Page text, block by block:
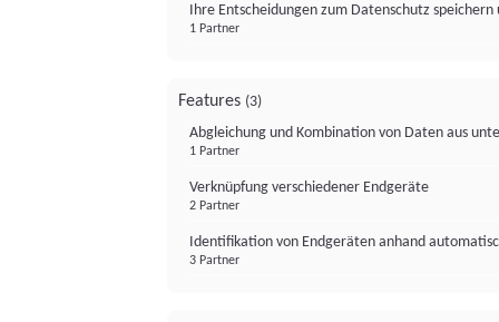
Ihre Entscheidungen zum Datenschutz
1 Partner
Features (3)
Abgleichung und Kombination von Daten aus
1 Partner
Verknüpfung verschiedener Endgeräte
2 Partner
Identifikation von Endgeräten anhand
3 Partner